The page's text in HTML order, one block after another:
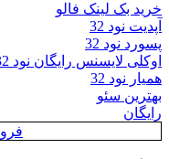
خرید بک لینک فالو
آپدیت نود 32
پسورد نود 32
اوکلی لایسنس رایگان نود 32
همیار نود 32
بهترین سئو
رایگان